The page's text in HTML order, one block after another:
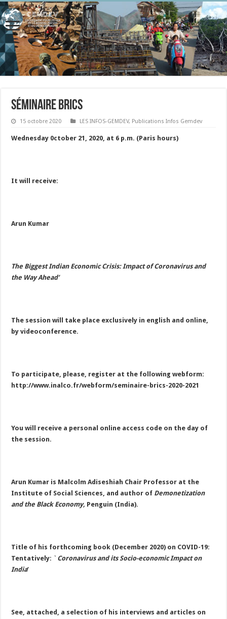
Séminaire BRICS
15 octobre 2020 LES INFOS-GEMDEV, Publications Infos Gemdev
Wednesday 0ctober 21, 2020, at 6 p.m. (Paris hours)
It will receive:
Arun Kumar
The Biggest Indian Economic Crisis: Impact of Coronavirus and
the Way Ahead’
The session will take place exclusively in english and online,
by videoconference.
To participate, please, register at the following webform:
http://www.inalco.fr/webform/seminaire-brics-2020-2021
You will receive a personal online access code on the day of
the session.
Arun Kumar is Malcolm Adiseshiah Chair Professor at the
Institute of Social Sciences, and author of Demonetization
and the Black Economy, Penguin (India).
Title of his forthcoming book (December 2020) on COVID-19:
Tentatively: ` Coronavirus and its Socio-economic Impact on
India’
See, attached, a selection of his interviews and articles on